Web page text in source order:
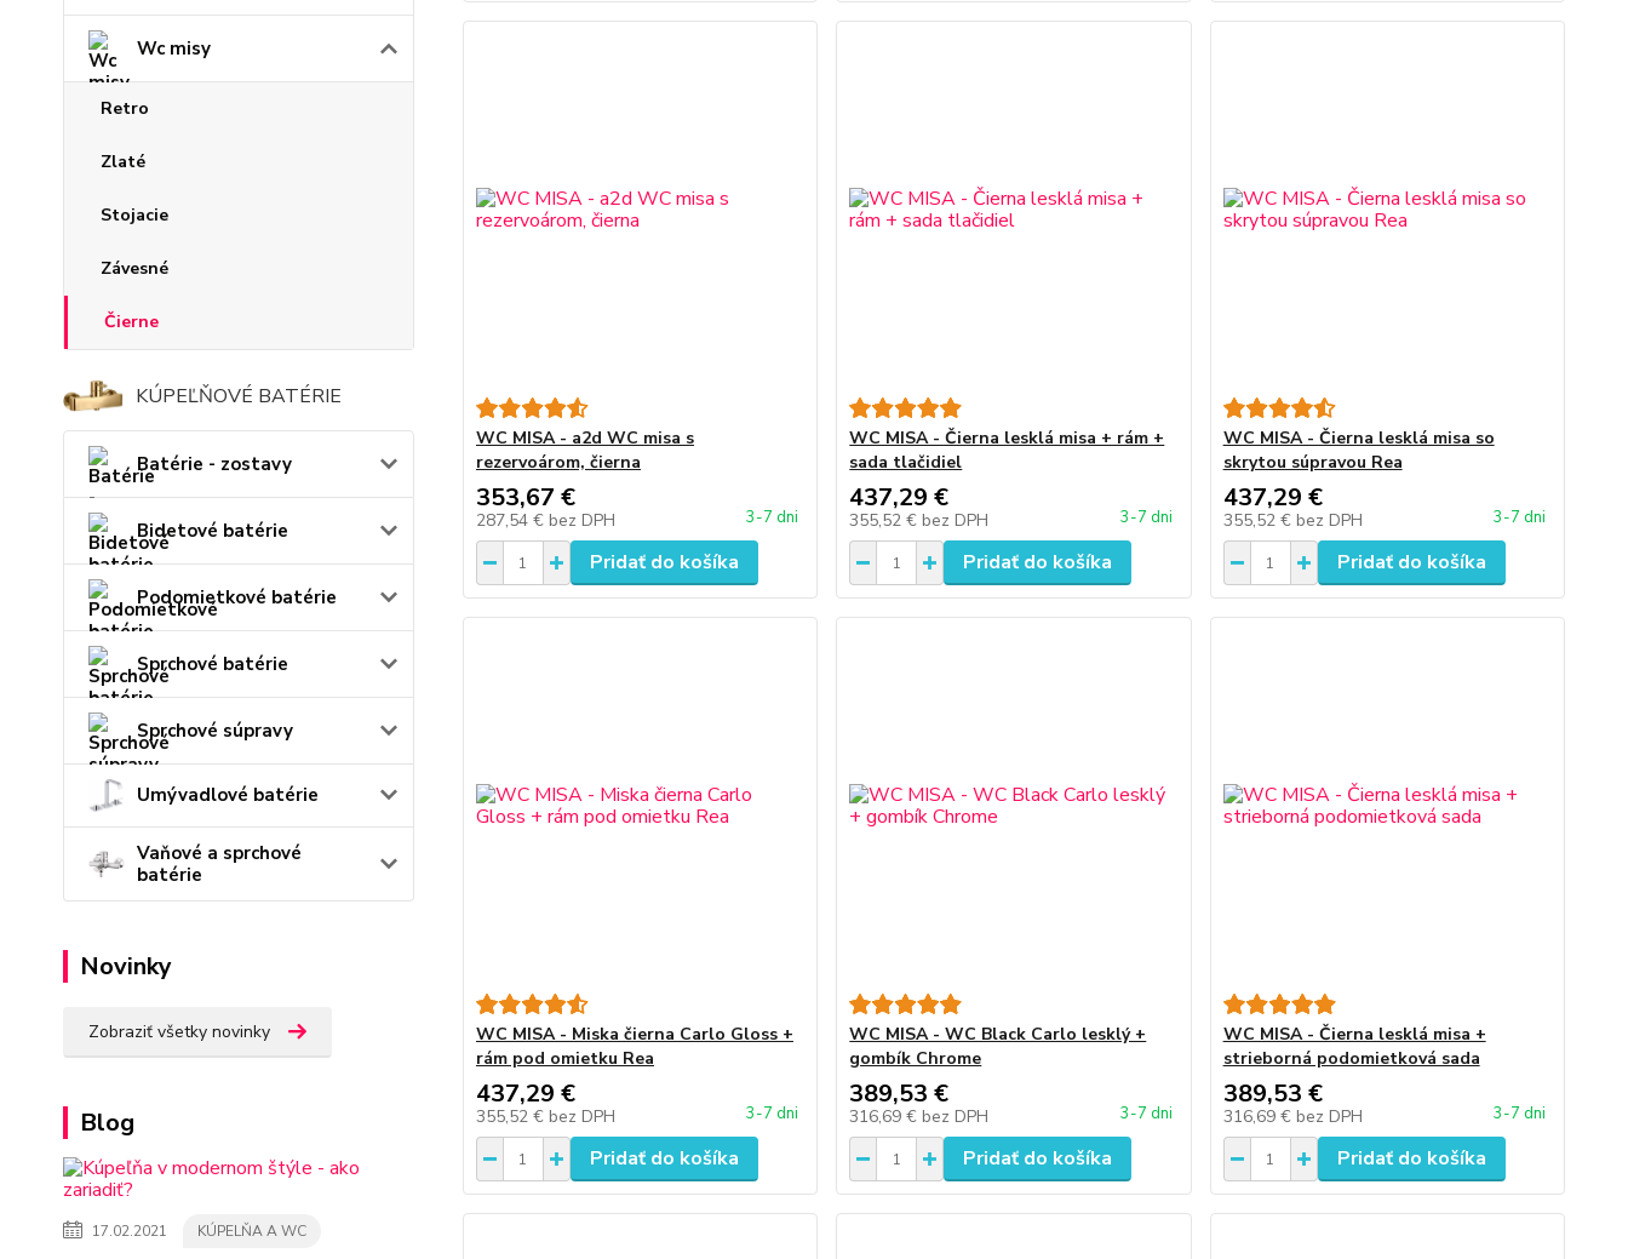
Wc misy
Retro
Zlaté
Stojacie
Závesné
Čierne
KÚPEĽŇOVÉ BATÉRIE
Batérie - zostavy
Bidetové batérie
Podomietkové batérie
Sprchové batérie
Sprchové súpravy
Umývadlové batérie
Vaňové a sprchové
batérie
Novinky
Zobraziť všetky novinky
Blog
17.02.2021 KÚPELŇA A WC
WC MISA - a2d WC misa s
rezervoárom, čierna
353,67 €
287,54 € bez DPH 3-7 dni
Pridať do košíka
WC MISA - Čierna lesklá misa + rám +
sada tlačidiel
437,29 €
355,52 € bez DPH 3-7 dni
Pridať do košíka
WC MISA - Čierna lesklá misa so
skrytou súpravou Rea
437,29 €
355,52 € bez DPH 3-7 dni
Pridať do košíka
WC MISA - Miska čierna Carlo Gloss +
rám pod omietku Rea
437,29 €
355,52 € bez DPH 3-7 dni
Pridať do košíka
WC MISA - WC Black Carlo lesklý +
gombík Chrome
389,53 €
316,69 € bez DPH 3-7 dni
Pridať do košíka
WC MISA - Čierna lesklá misa +
strieborná podomietková sada
389,53 €
316,69 € bez DPH 3-7 dni
Pridať do košíka